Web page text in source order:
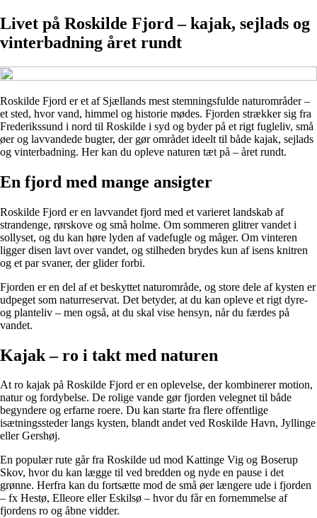
Livet på Roskilde Fjord – kajak, sejlads og
vinterbadning året rundt
Roskilde Fjord er et af Sjællands mest stemningsfulde naturområder –
et sted, hvor vand, himmel og historie mødes. Fjorden strækker sig fra
Frederikssund i nord til Roskilde i syd og byder på et rigt fugleliv, små
øer og lavvandede bugter, der gør området ideelt til både kajak, sejlads
og vinterbadning. Her kan du opleve naturen tæt på – året rundt.
En fjord med mange ansigter
Roskilde Fjord er en lavvandet fjord med et varieret landskab af
strandenge, rørskove og små holme. Om sommeren glitrer vandet i
sollyset, og du kan høre lyden af vadefugle og måger. Om vinteren
ligger disen lavt over vandet, og stilheden brydes kun af isens knitren
og et par svaner, der glider forbi.
Fjorden er en del af et beskyttet naturområde, og store dele af kysten er
udpeget som naturreservat. Det betyder, at du kan opleve et rigt dyre-
og planteliv – men også, at du skal vise hensyn, når du færdes på
vandet.
Kajak – ro i takt med naturen
At ro kajak på Roskilde Fjord er en oplevelse, der kombinerer motion,
natur og fordybelse. De rolige vande gør fjorden velegnet til både
begyndere og erfarne roere. Du kan starte fra flere offentlige
isætningssteder langs kysten, blandt andet ved Roskilde Havn, Jyllinge
eller Gershøj.
En populær rute går fra Roskilde ud mod Kattinge Vig og Boserup
Skov, hvor du kan lægge til ved bredden og nyde en pause i det
grønne. Herfra kan du fortsætte mod de små øer længere ude i fjorden
– fx Hestø, Elleore eller Eskilsø – hvor du får en fornemmelse af
fjordens ro og åbne vidder.